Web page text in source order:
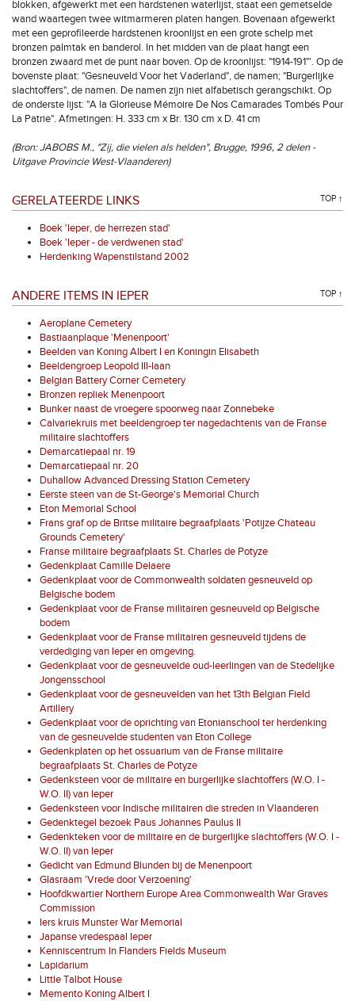
blokken, afgewerkt met een hardstenen waterlijst, staat een gemetselde
wand waartegen twee witmarmeren platen hangen. Bovenaan afgewerkt
met een geprofileerde hardstenen kroonlijst en een grote schelp met
bronzen palmtak en banderol. In het midden van de plaat hangt een
bronzen zwaard met de punt naar boven. Op de kroonlijst: "1914-191"'. Op de
bovenste plaat: "Gesneuveld Voor het Vaderland", de namen; "Burgerlijke
slachtoffers", de namen. De namen zijn niet alfabetisch gerangschikt. Op
de onderste lijst: "A la Glorieuse Mémoire De Nos Camarades Tombés Pour
La Patrie". Afmetingen: H. 333 cm x Br. 130 cm x D. 41 cm
(Bron: JABOBS M., "Zij, die vielen als helden", Brugge, 1996, 2 delen -
Uitgave Provincie West-Vlaanderen)
GERELATEERDE LINKS TOP ↑
Boek 'Ieper, de herrezen stad'
Boek 'Ieper - de verdwenen stad'
Herdenking Wapenstilstand 2002
ANDERE ITEMS IN IEPER TOP ↑
Aeroplane Cemetery
Bastiaanplaque 'Menenpoort'
Beelden van Koning Albert I en Koningin Elisabeth
Beeldengroep Leopold III-laan
Belgian Battery Corner Cemetery
Bronzen repliek Menenpoort
Bunker naast de vroegere spoorweg naar Zonnebeke
Calvariekruis met beeldengroep ter nagedachtenis van de Franse
militaire slachtoffers
Demarcatiepaal nr. 19
Demarcatiepaal nr. 20
Duhallow Advanced Dressing Station Cemetery
Eerste steen van de St-George's Memorial Church
Eton Memorial School
Frans graf op de Britse militaire begraafplaats 'Potijze Chateau
Grounds Cemetery'
Franse militaire begraafplaats St. Charles de Potyze
Gedenkplaat Camille Delaere
Gedenkplaat voor de Commonwealth soldaten gesneuveld op
Belgische bodem
Gedenkplaat voor de Franse militairen gesneuveld op Belgische
bodem
Gedenkplaat voor de Franse militairen gesneuveld tijdens de
verdediging van Ieper en omgeving.
Gedenkplaat voor de gesneuvelde oud-leerlingen van de Stedelijke
Jongensschool
Gedenkplaat voor de gesneuvelden van het 13th Belgian Field
Artillery
Gedenkplaat voor de oprichting van Etonianschool ter herdenking
van de gesneuvelde studenten van Eton College
Gedenkplaten op het ossuarium van de Franse militaire
begraafplaats St. Charles de Potyze
Gedenksteen voor de militaire en burgerlijke slachtoffers (W.O. I -
W.O. II) van Ieper
Gedenksteen voor Indische militairen die streden in Vlaanderen
Gedenktegel bezoek Paus Johannes Paulus II
Gedenkteken voor de militaire en de burgerlijke slachtoffers (W.O. I -
W.O. II) van Ieper
Gedicht van Edmund Blunden bij de Menenpoort
Glasraam 'Vrede door Verzoening'
Hoofdkwartier Northern Europe Area Commonwealth War Graves
Commission
Iers kruis Munster War Memorial
Japanse vredespaal Ieper
Kenniscentrum In Flanders Fields Museum
Lapidarium
Little Talbot House
Memento Koning Albert I